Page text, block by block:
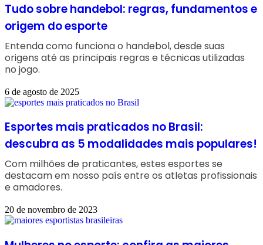
Tudo sobre handebol: regras, fundamentos e
origem do esporte
Entenda como funciona o handebol, desde suas
origens até as principais regras e técnicas utilizadas
no jogo.
6 de agosto de 2025
Esportes mais praticados no Brasil:
descubra as 5 modalidades mais populares!
Com milhões de praticantes, estes esportes se
destacam em nosso país entre os atletas profissionais
e amadores.
20 de novembro de 2023